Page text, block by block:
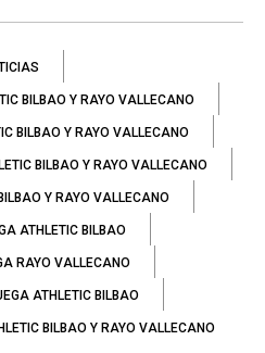
BILBAO Y RAYO VALLECANO
BILBAO Y RAYO VALLECANO
BILBAO Y RAYO VALLECANO
Y RAYO VALLECANO
ATHLETIC BILBAO
RAYO VALLECANO
ATHLETIC BILBAO
BILBAO Y RAYO VALLECANO